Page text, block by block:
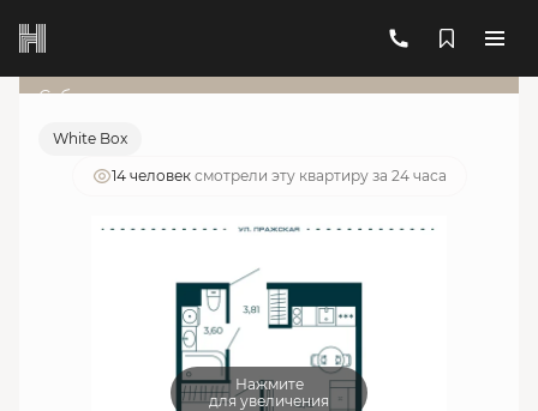
1-комнатная 11 843 432 руб.
Ипотека
Субсидированная ставка
White Box
14 человек смотрели эту квартиру за 24 часа
Нажмите
для увеличения